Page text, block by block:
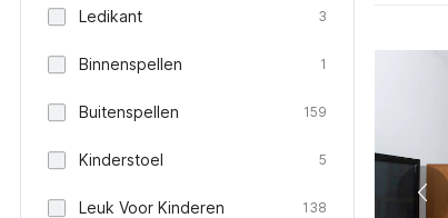
Ledikant 3
Binnenspellen 1
Buitenspellen 159
Kinderstoel 5
Leuk Voor Kinderen 138